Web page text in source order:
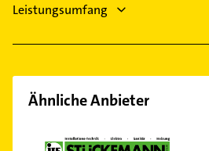
Leistungsumfang
Ähnliche Anbieter